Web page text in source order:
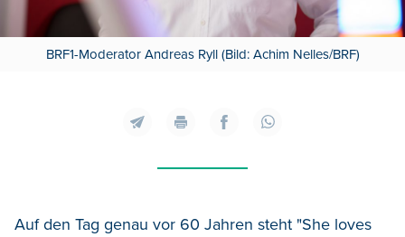
BRF1-Moderator Andreas Ryll (Bild: Achim Nelles/BRF)
Auf den Tag genau vor 60 Jahren steht "She loves